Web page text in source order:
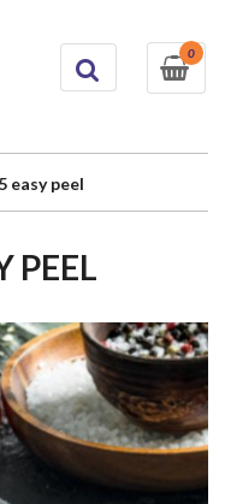
0
easy peel
PEEL